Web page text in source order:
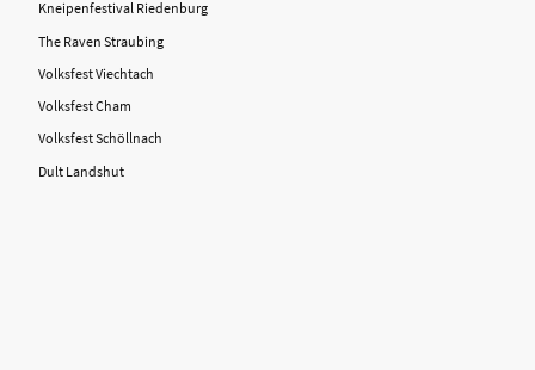
Kneipenfestival Riedenburg
The Raven Straubing
Volksfest Viechtach
Volksfest Cham
Volksfest Schöllnach
Dult Landshut